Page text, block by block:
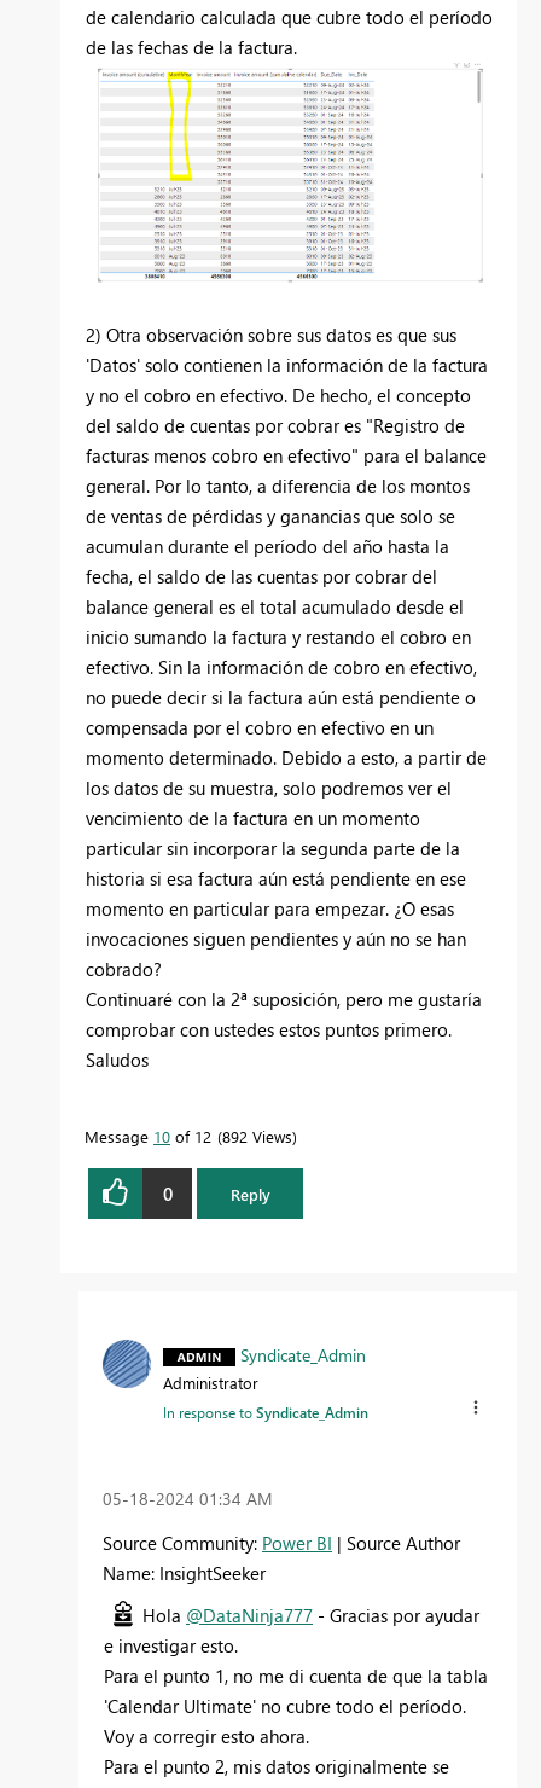
de calendario calculada que cubre todo el período
de las fechas de la factura.
2) Otra observación sobre sus datos es que sus
'Datos' solo contienen la información de la factura
y no el cobro en efectivo. De hecho, el concepto
del saldo de cuentas por cobrar es "Registro de
facturas menos cobro en efectivo" para el balance
general. Por lo tanto, a diferencia de los montos
de ventas de pérdidas y ganancias que solo se
acumulan durante el período del año hasta la
fecha, el saldo de las cuentas por cobrar del
balance general es el total acumulado desde el
inicio sumando la factura y restando el cobro en
efectivo. Sin la información de cobro en efectivo,
no puede decir si la factura aún está pendiente o
compensada por el cobro en efectivo en un
momento determinado. Debido a esto, a partir de
los datos de su muestra, solo podremos ver el
vencimiento de la factura en un momento
particular sin incorporar la segunda parte de la
historia si esa factura aún está pendiente en ese
momento en particular para empezar. ¿O esas
invocaciones siguen pendientes y aún no se han
cobrado?
Continuaré con la 2ª suposición, pero me gustaría
comprobar con ustedes estos puntos primero.
Saludos
Message 10 of 12 892 Views
0 Reply
Syndicate_Admin
Administrator
In response toSyndicate_Admin
‎05-18-2024 01:34 AM
Source Community: Power BI | Source Author
Name: InsightSeeker
Hola @DataNinja777 - Gracias por ayudar
e investigar esto.
Para el punto 1, no me di cuenta de que la tabla
'Calendar Ultimate' no cubre todo el período.
Voy a corregir esto ahora.
Para el punto 2, mis datos originalmente se